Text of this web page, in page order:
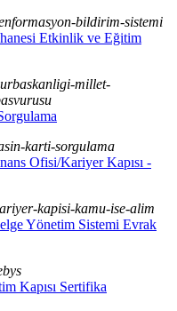
bildirim-sistemi
Etkinlik ve Eğitim
millet-
karti-sorgulama
Ofisi/Kariyer Kapısı -
kapisi-kamu-ise-alim
Yönetim Sistemi Evrak
Kapısı Sertifika